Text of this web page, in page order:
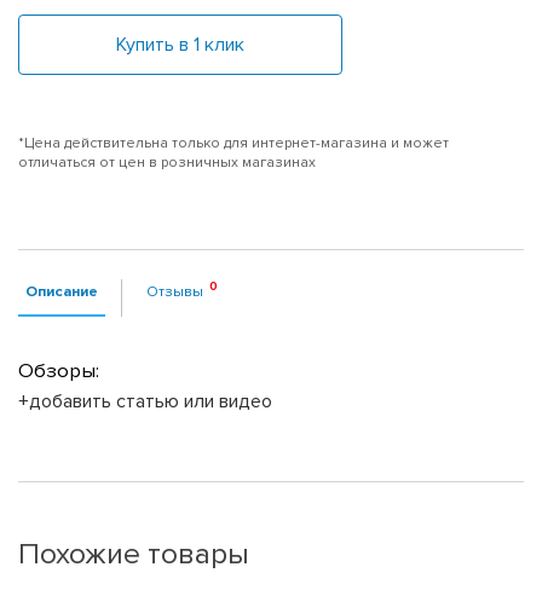
Купить в 1 клик
*Цена действительна только для интернет-магазина и может
отличаться от цен в розничных магазинах
Описание Отзывы
Обзоры:
+добавить статью или видео
Похожие товары